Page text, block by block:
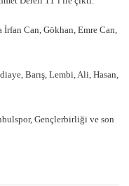
Can, Gökhan, Emre Can,
Barış, Lembi, Ali, Hasan,
Gençlerbirliği ve son